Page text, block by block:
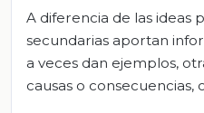
A diferencia de las ideas
secundarias aportan
a veces dan ejemplos,
causas o consecuencias,